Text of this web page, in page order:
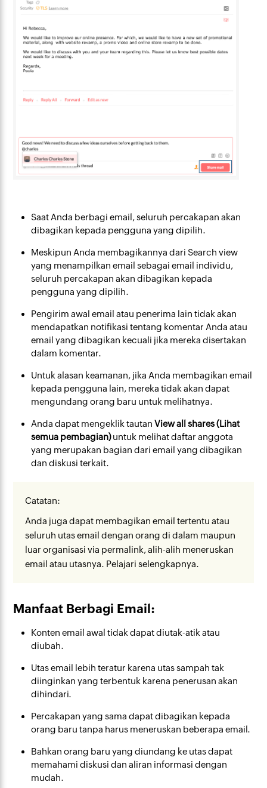
Saat Anda berbagi email, seluruh percakapan akan
dibagikan kepada pengguna yang dipilih.
Meskipun Anda membagikannya dari Search view
yang menampilkan email sebagai email individu,
seluruh percakapan akan dibagikan kepada
pengguna yang dipilih.
Pengirim awal email atau penerima lain tidak akan
mendapatkan notifikasi tentang komentar Anda atau
email yang dibagikan kecuali jika mereka disertakan
dalam komentar.
Untuk alasan keamanan, jika Anda membagikan email
kepada pengguna lain, mereka tidak akan dapat
mengundang orang baru untuk melihatnya.
Anda dapat mengeklik tautanView all shares (Lihat
semua pembagian)untuk melihat daftar anggota
yang merupakan bagian dari email yang dibagikan
dan diskusi terkait.
Catatan:
Anda juga dapat membagikan email tertentu atau
seluruh utas email dengan orang di dalam maupun
luar organisasi via permalink, alih-alih meneruskan
email atau utasnya. Pelajari selengkapnya.
Manfaat Berbagi Email:
Konten email awal tidak dapat diutak-atik atau
diubah.
Utas email lebih teratur karena utas sampah tak
diinginkan yang terbentuk karena penerusan akan
dihindari.
Percakapan yang sama dapat dibagikan kepada
orang baru tanpa harus meneruskan beberapa email.
Bahkan orang baru yang diundang ke utas dapat
memahami diskusi dan aliran informasi dengan
mudah.